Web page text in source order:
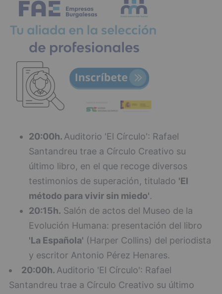
20:00h. Auditorio 'El Círculo': Rafael
Santandreu trae a Círculo Creativo su
último libro, en el que recoge diversos
testimonios de superación, titulado 'El
método para vivir sin miedo'.
20:15h. Salón de actos del Museo de la
Evolución Humana: presentación del libro
'La Española' (Harper Collins) del periodista
y escritor Antonio Pérez Henares.
20:00h. Auditorio 'El Círculo': Rafael
Santandreu trae a Círculo Creativo su último